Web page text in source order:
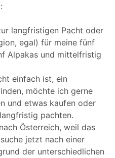
langfristigen Pacht oder
egal) für meine fünf
Alpakas und mittelfristig
einfach ist, ein
möchte ich gerne
und etwas kaufen oder
pachten.
Österreich, weil das
jetzt nach einer
der unterschiedlichen